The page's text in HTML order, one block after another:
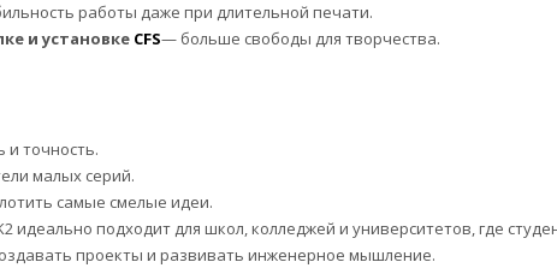
работы даже при длительной печати.
и установке CFS— больше свободы для творчества.
точность.
малых серий.
самые смелые идеи.
подходит для школ, колледжей и университетов, где
проекты и развивать инженерное мышление.